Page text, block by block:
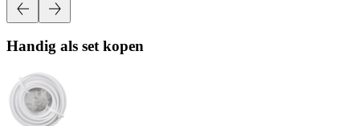
Handig als set kopen